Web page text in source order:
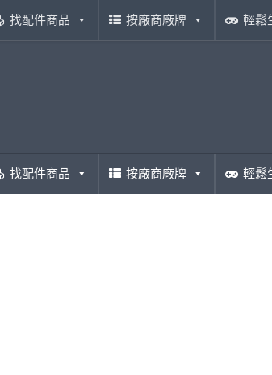
找配件商品 按廠商廠牌 輕鬆
找配件商品 按廠商廠牌 輕鬆